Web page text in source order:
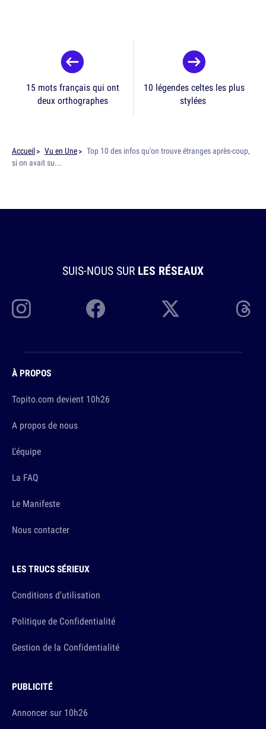
15 mots français qui ont
deux orthographes
10 légendes celtes les plus
stylées
Accueil Vu en Une
Top 10 des infos qu'on trouve étranges après-coup,
si on avait su...
SUIS-NOUS SUR LES RÉSEAUX
À PROPOS
Topito.com devient 10h26
A propos de nous
L'équipe
La FAQ
Le Manifeste
Nous contacter
LES TRUCS SÉRIEUX
Conditions d'utilisation
Politique de Confidentialité
Gestion de la Confidentialité
PUBLICITÉ
Annoncer sur 10h26